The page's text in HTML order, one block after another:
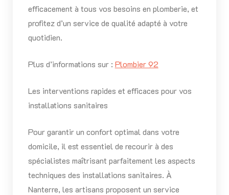
efficacement à tous vos besoins en plomberie, et
profitez d’un service de qualité adapté à votre
quotidien.
Plus d’informations sur : Plombier 92
Les interventions rapides et efficaces pour vos
installations sanitaires
Pour garantir un confort optimal dans votre
domicile, il est essentiel de recourir à des
spécialistes maîtrisant parfaitement les aspects
techniques des installations sanitaires. À
Nanterre, les artisans proposent un service